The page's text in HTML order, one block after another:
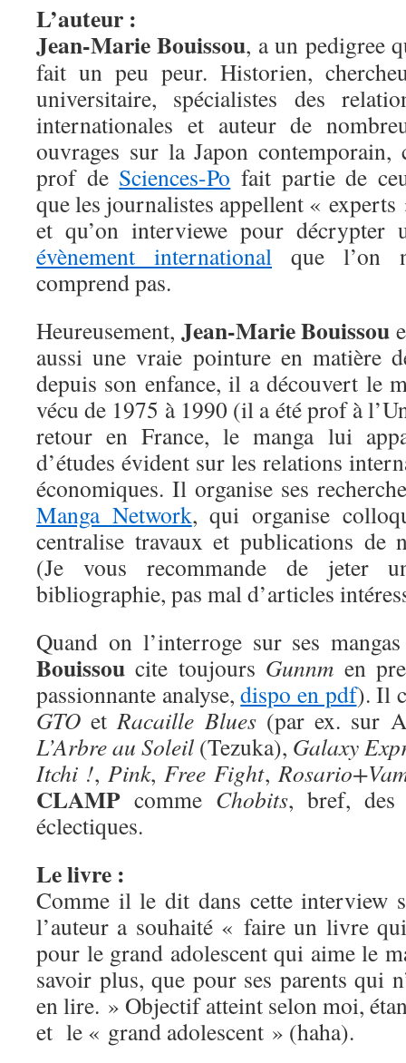
L’auteur :
Jean-Marie Bouissou, a un pedigree
fait un peu peur. Historien,
universitaire, spécialistes des
internationales et auteur de
ouvrages sur la Japon contemporain,
prof de Sciences-Po fait partie de
que les journalistes appellent « experts
et qu’on interviewe pour décrypter
évènement international que l’on
comprend pas.
Heureusement, Jean-Marie Bouissou
aussi une vraie pointure en matière
depuis son enfance, il a découvert le
vécu de 1975 à 1990 (il a été prof à
retour en France, le manga lui
d’études évident sur les relations
économiques. Il organise ses
Manga Network, qui organise
centralise travaux et publications de
(Je vous recommande de jeter
bibliographie, pas mal d’articles
Quand on l’interroge sur ses
Bouissou cite toujours Gunnm en
passionnante analyse,dispo en pdf). Il
GTO etRacaille Blues(par ex. sur
L’Arbre au Soleil (Tezuka), Galaxy
Itchi !,Pink,Free Fight,
CLAMP comme Chobits, bref, des
éclectiques.
Le livre :
Comme il le dit dans cette
l’auteur a souhaité « faire un livre
pour le grand adolescent qui aime le
savoir plus, que pour ses parents qui
en lire. » Objectif atteint selon moi,
et le « grand adolescent » (haha).